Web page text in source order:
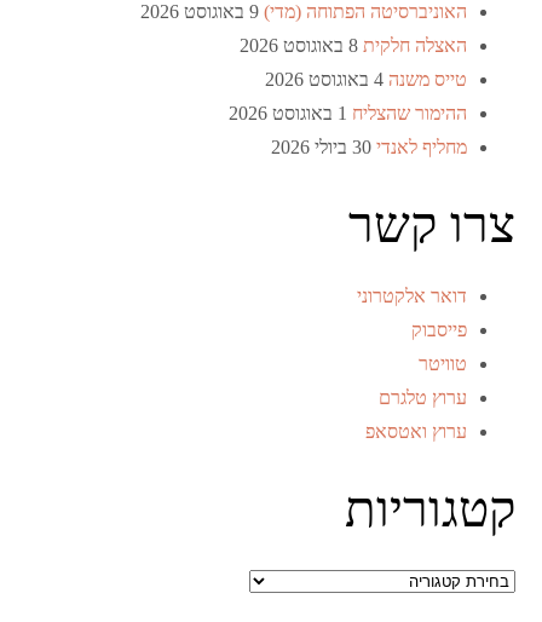
האוניברסיטה הפתוחה (מדי) 9 באוגוסט 2026
האצלה חלקית 8 באוגוסט 2026
טייס משנה 4 באוגוסט 2026
ההימור שהצליח 1 באוגוסט 2026
מחליף לאנדי 30 ביולי 2026
צרו קשר
דואר אלקטרוני
פייסבוק
טוויטר
ערוץ טלגרם
ערוץ ואטסאפ
קטגוריות
קטגוריות